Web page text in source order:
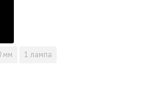
мм 1 лампа